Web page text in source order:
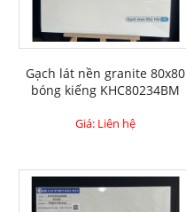
Gạch lát nền granite 80x80
bóng kiếng KHC80234BM
Giá: Liên hệ